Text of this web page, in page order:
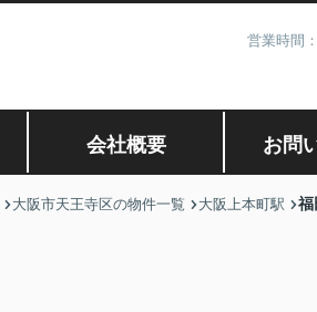
営業時間
会社概要 お問
大阪市天王寺区の物件一覧 大阪上本町駅 福